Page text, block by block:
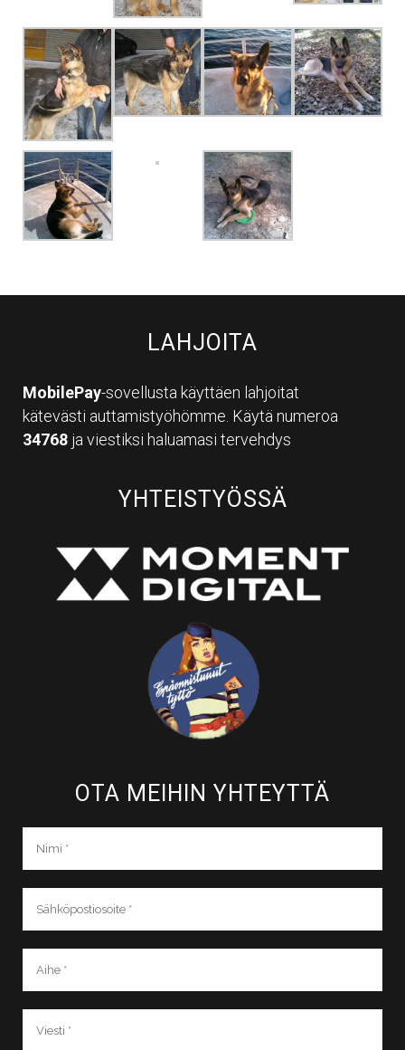
LAHJOITA
MobilePay-sovellusta käyttäen lahjoitat
kätevästi auttamistyöhömme. Käytä numeroa
34768 ja viestiksi haluamasi tervehdys
YHTEISTYÖSSÄ
OTA MEIHIN YHTEYTTÄ​